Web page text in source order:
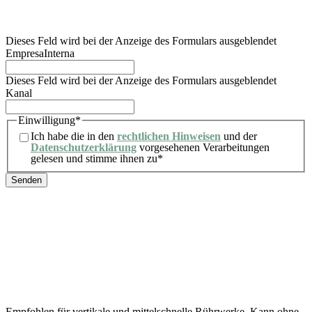
Dieses Feld wird bei der Anzeige des Formulars ausgeblendet
EmpresaInterna
Dieses Feld wird bei der Anzeige des Formulars ausgeblendet
Kanal
Einwilligung*
Ich habe die in den rechtlichen Hinweisen und der
Datenschutzerklärung vorgesehenen Verarbeitungen
gelesen und stimme ihnen zu*